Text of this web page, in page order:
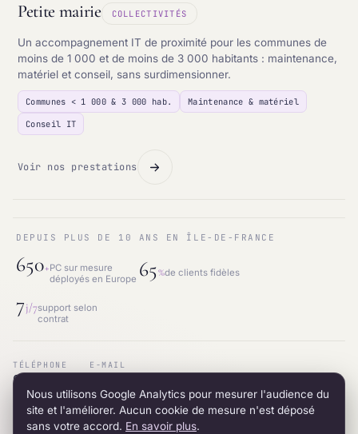
Petite mairie COLLECTIVITÉS
Un accompagnement IT de proximité pour les communes de
moins de 1 000 et de moins de 3 000 habitants : maintenance,
matériel et conseil, sans surdimensionner.
Communes < 1 000 & 3 000 hab.
Maintenance & matériel
Conseil IT
Voir nos prestations
DEPUIS PLUS DE 10 ANS EN ÎLE-DE-FRANCE
650+PC sur mesure
déployés en Europe 65%de clients fidèles
7j/7support selon
contrat
TÉLÉPHONE
01.87.53.66.31
E-MAIL
ADRESSE
12 avenue du 8 mai 1945 · 95200 Sarcelles
RÉSEAU
LinkedIn
Nous utilisons Google Analytics pour mesurer l'audience du
site et l'améliorer. Aucun cookie de mesure n'est déposé
sans votre accord. En savoir plus.